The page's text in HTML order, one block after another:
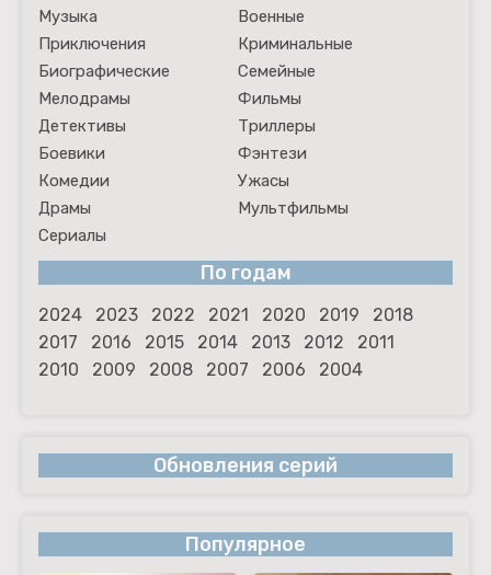
Музыка
Военные
Приключения
Криминальные
Биографические
Семейные
Мелодрамы
Фильмы
Детективы
Триллеры
Боевики
Фэнтези
Комедии
Ужасы
Драмы
Мультфильмы
Сериалы
По годам
2024 2023 2022 2021 2020 2019
2018
2017
2016 2015 2014 2013 2012
2011
2010
2009 2008 2007 2006 2004
Обновления серий
Популярное